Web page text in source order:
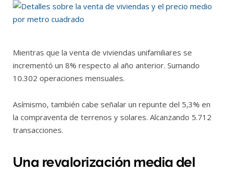
Mientras que la venta de viviendas unifamiliares se
incrementó un 8% respecto al año anterior. Sumando
10.302 operaciones mensuales.
Asímismo, también cabe señalar un repunte del 5,3% en
la compraventa de terrenos y solares. Alcanzando 5.712
transacciones.
Una revalorización media del